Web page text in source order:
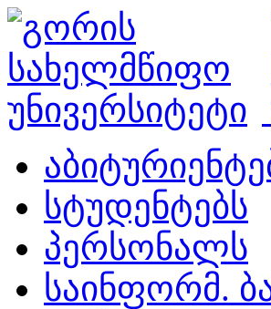
სტუდენტებს
პერსონალს
საინფორმ.